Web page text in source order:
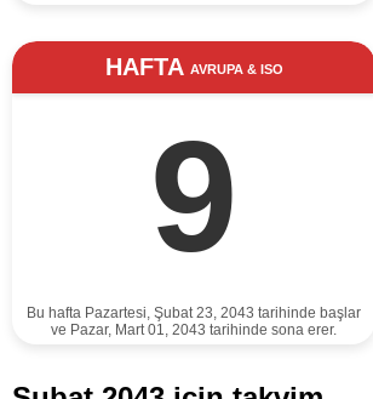
HAFTA AVRUPA & ISO
9
Bu hafta Pazartesi, Şubat 23, 2043 tarihinde başlar
ve Pazar, Mart 01, 2043 tarihinde sona erer.